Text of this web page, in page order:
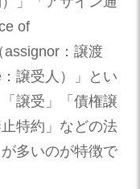
of
：譲渡
譲受人）」とい
譲受」「債権譲
特約」などの法
多いのが特徴で